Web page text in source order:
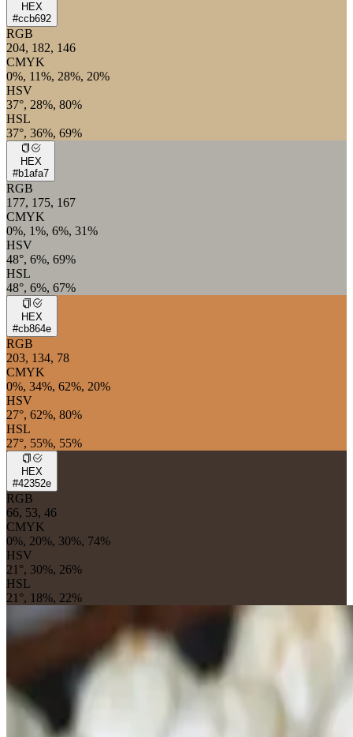
HEX
#ccb692
RGB
204, 182, 146
CMYK
0%, 11%, 28%, 20%
HSV
37°, 28%, 80%
HSL
37°, 36%, 69%
HEX
#b1afa7
RGB
177, 175, 167
CMYK
0%, 1%, 6%, 31%
HSV
48°, 6%, 69%
HSL
48°, 6%, 67%
HEX
#cb864e
RGB
203, 134, 78
CMYK
0%, 34%, 62%, 20%
HSV
27°, 62%, 80%
HSL
27°, 55%, 55%
HEX
#42352e
RGB
66, 53, 46
CMYK
0%, 20%, 30%, 74%
HSV
21°, 30%, 26%
HSL
21°, 18%, 22%